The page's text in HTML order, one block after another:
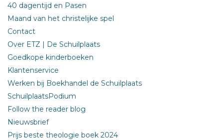
40 dagentijd en Pasen
Maand van het christelijke spel
Contact
Over ETZ | De Schuilplaats
Goedkope kinderboeken
Klantenservice
Werken bij Boekhandel de Schuilplaats
SchuilplaatsPodium
Follow the reader blog
Nieuwsbrief
Prijs beste theologie boek 2024